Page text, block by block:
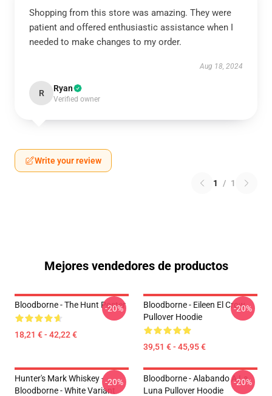
Shopping from this store was amazing. They were
patient and offered enthusiastic assistance when I
needed to make changes to my order.
Aug 18, 2024
R Ryan
Verified owner
Write your review
1 / 1
Mejores vendedores de productos
Bloodborne - The Hunt Poster
18,21 € - 42,22 €
-20%
Bloodborne - Eileen El Crow
Pullover Hoodie
39,51 € - 45,95 €
-20%
Hunter's Mark Whiskey -
Bloodborne - White Variant
-20%
Bloodborne - Alabando A La
Luna Pullover Hoodie
-20%